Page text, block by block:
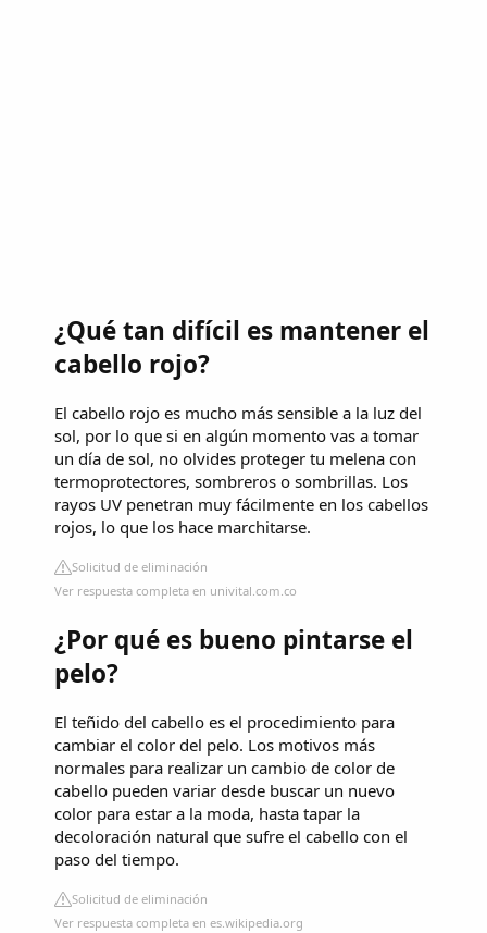
¿Qué tan difícil es mantener el
cabello rojo?
El cabello rojo es mucho más sensible a la luz del
sol, por lo que si en algún momento vas a tomar
un día de sol, no olvides proteger tu melena con
termoprotectores, sombreros o sombrillas. Los
rayos UV penetran muy fácilmente en los cabellos
rojos, lo que los hace marchitarse.
Solicitud de eliminación
Ver respuesta completa en univital.com.co
¿Por qué es bueno pintarse el
pelo?
El teñido del cabello es el procedimiento para
cambiar el color del pelo. Los motivos más
normales para realizar un cambio de color de
cabello pueden variar desde buscar un nuevo
color para estar a la moda, hasta tapar la
decoloración natural que sufre el cabello con el
paso del tiempo.
Solicitud de eliminación
Ver respuesta completa en es.wikipedia.org